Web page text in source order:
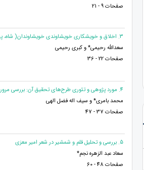
صفحات 9 - 21
3. اخلاق و خویشکاری خویشاوندی خویشاوندان( شاه، پهلوان) شاهنامه فردوسی
سعدالله رحیمی* و کبری رحیمی
صفحات 22 - 36
4. مورد پژوهی و تئوری طرح‌های تحقیق آن: بررسی مروری
محمد بامری* و سیف اله فضل الهی
صفحات 37 - 47
5. بررسى و تحليل قلم و شمشیر در شعر امیر معزی
سعاد عبد الزهره نجم*
صفحات 48 - 60